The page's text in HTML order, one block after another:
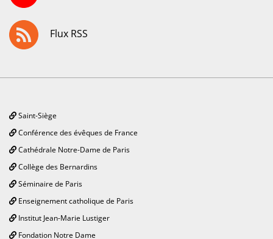
Flux RSS
Saint-Siège
Conférence des évêques de France
Cathédrale Notre-Dame de Paris
Collège des Bernardins
Séminaire de Paris
Enseignement catholique de Paris
Institut Jean-Marie Lustiger
Fondation Notre Dame